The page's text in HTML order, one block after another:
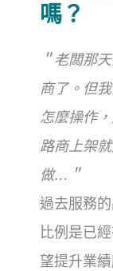
嗎？
＂老闆那
商了。但
怎麼操作
路商上架
做…＂
過去服務
比例是已
望提升業